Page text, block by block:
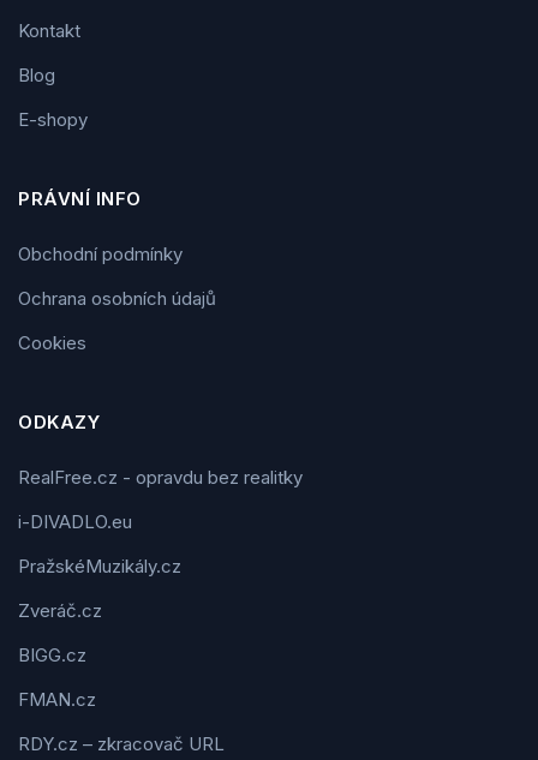
Kontakt
Blog
E-shopy
PRÁVNÍ INFO
Obchodní podmínky
Ochrana osobních údajů
Cookies
ODKAZY
RealFree.cz - opravdu bez realitky
i-DIVADLO.eu
PražskéMuzikály.cz
Zveráč.cz
BIGG.cz
FMAN.cz
RDY.cz – zkracovač URL